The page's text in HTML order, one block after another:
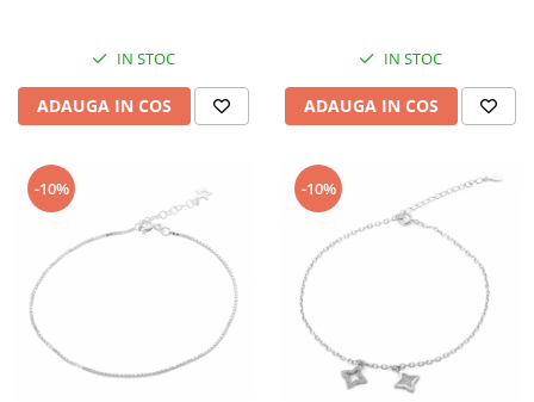
IN STOC
ADAUGA IN COS
IN STOC
ADAUGA IN COS
-10% -10%